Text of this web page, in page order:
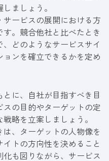
ましょう。
ービスの展開における方
。競合他社と比べたとき
どのようなサービスサイ
ョンを確立できるかを定め
に、自社が目指すべき目
の目的やターゲットの定
略を立案しましょう。
、ターゲットの人物像を
トの方向性を決めること
も図りながら、サービス